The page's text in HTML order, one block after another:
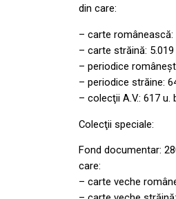
din care:
– carte românească:
– carte străină: 5.019
– periodice
– periodice străine:
– colecţii A.V.: 617 u.
Colecţii speciale:
Fond documentar:
care:
– carte veche